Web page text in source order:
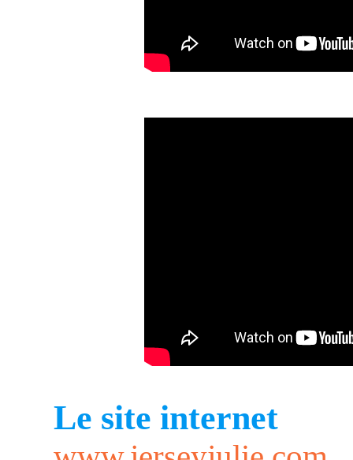
Le site internet